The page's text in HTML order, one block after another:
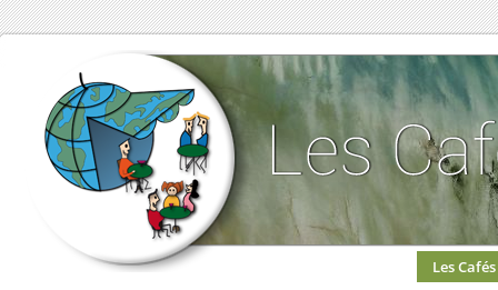
Les Cafés